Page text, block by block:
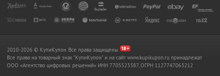
2010-2026 © КупиКупон. Все права защищены.
Все права на товарный знак "КупиКупон" и на сайт www.kupikupon.ru принадлежат
OOO «Агентство цифровых решений» ИНН 7705523387, ОГРН 1127747063212